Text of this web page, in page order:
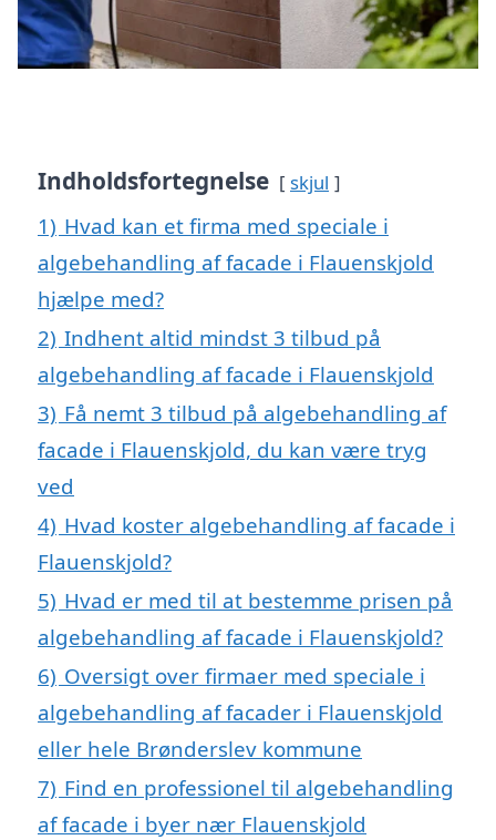
Indholdsfortegnelse skjul
1) Hvad kan et firma med speciale i
algebehandling af facade i Flauenskjold
hjælpe med?
2) Indhent altid mindst 3 tilbud på
algebehandling af facade i Flauenskjold
3) Få nemt 3 tilbud på algebehandling af
facade i Flauenskjold, du kan være tryg
ved
4) Hvad koster algebehandling af facade i
Flauenskjold?
5) Hvad er med til at bestemme prisen på
algebehandling af facade i Flauenskjold?
6) Oversigt over firmaer med speciale i
algebehandling af facader i Flauenskjold
eller hele Brønderslev kommune
7) Find en professionel til algebehandling
af facade i byer nær Flauenskjold